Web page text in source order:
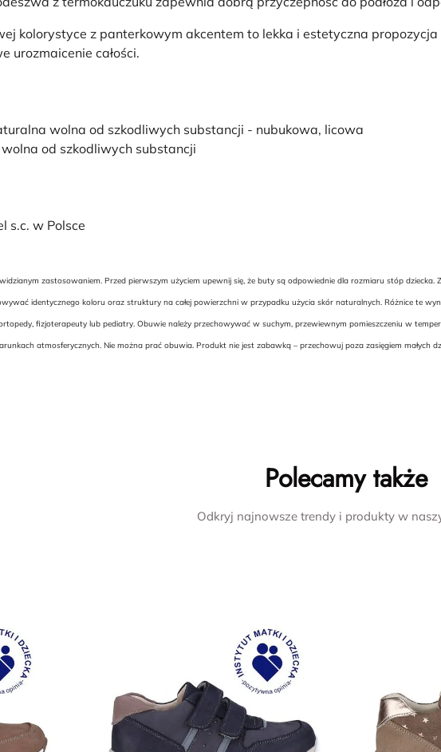
kolorystyce z panterkowym akcentem to lekka i estetyczna
urozmaicenie całości.
wolna od szkodliwych substancji - nubukowa, licowa
od szkodliwych substancji
s.c. w Polsce
zastosowaniem. Przed pierwszym użyciem upewnij się, że buty są odpowiednie dla rozmiaru stóp
identycznego koloru oraz struktury na całej powierzchni w przypadku użycia skór naturalnych. Różnice te
fizjoterapeuty lub pediatry. Obuwie należy przechowywać w suchym, przewiewnym pomieszczeniu w
atmosferycznych. Nie można prać obuwia. Produkt nie jest zabawką – przechowuj poza zasięgiem małych
Polecamy także
Odkryj najnowsze trendy i produkty w